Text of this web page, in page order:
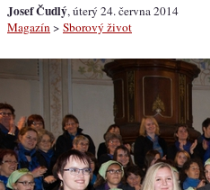
Josef Čudlý, úterý 24. června 2014
Magazín > Sborový život